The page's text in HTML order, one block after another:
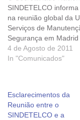
SINDETELCO informa
na reunião global da
Serviços de
Segurança em Madrid
(Espanha) na semana
passada criou-se
da UNI sobre a criação
aliança. CRIADA
4 de Agosto de 2011
In "Comunicados"
Esclarecimentos da
Reunião entre o
SINDETELCO e a